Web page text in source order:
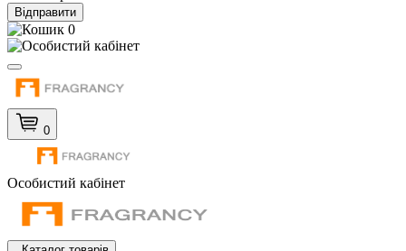
Відправити
0
0
Особистий кабінет